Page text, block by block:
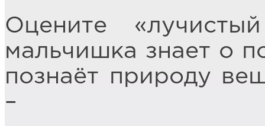
Оцените
мальчишка знает о
познаёт природу
–